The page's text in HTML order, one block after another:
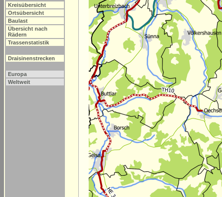
Kreisübersicht
Ortsübersicht
Baulast
Übersicht nach
Rädern
Trassenstatistik
Draisinenstrecken
Europa
Weltweit